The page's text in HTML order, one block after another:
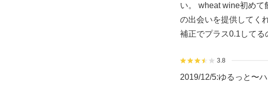
い。 wheat wine初めて
の出会いを提供してく
補正でプラス0.1してる
3.8
2019/12/5:ゆるっと〜